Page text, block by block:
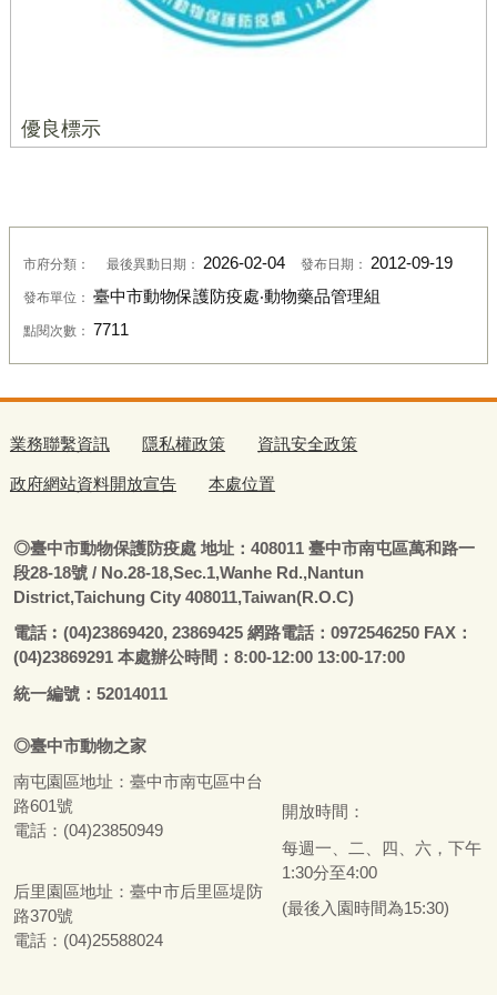
優良標示
市府分類： 最後異動日期： 2026-02-04 發布日期： 2012-09-19
發布單位： 臺中市動物保護防疫處‧動物藥品管理組
點閱次數： 7711
業務聯繫資訊 隱私權政策 資訊安全政策
政府網站資料開放宣告 本處位置
◎臺中市動物保護防疫處地址：408011 臺中市南屯區萬和路一
段28-18號 / No.28-18,Sec.1,Wanhe Rd.,Nantun
District,Taichung City 408011,Taiwan(R.O.C)
電話︰ (04)23869420, 23869425 網路電話：0972546250 FAX：
(04)23869291 本處辦公時間：8:00-12:00 13:00-17:00
統一編號：52014011
◎臺中市動物之家
南屯園區地址： 臺中市南屯區中台
路601號
電話：(04)23850949
后里園區地址： 臺中市后里區堤防
路370號
電話：(04)25588024
開放時間：
每週一、二、四、六，下午
1:30分至4:00
(最後入園時間為15:30)